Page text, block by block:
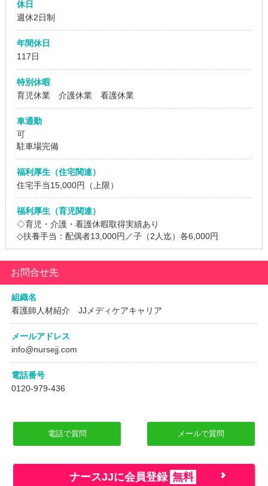
休日
週休2日制
年間休日
117日
特別休暇
育児休業 介護休業 看護休業
車通勤
可
駐車場完備
福利厚生（住宅関連）
住宅手当15,000円（上限）
福利厚生（育児関連）
◇育児・介護・看護休暇取得実績あり
◇扶養手当：配偶者13,000円／子（2人迄）各6,000円
お問合せ先
組織名
看護師人材紹介 JJメディケアキャリア
メールアドレス
info@nursejj.com
電話番号
0120-979-436
電話で質問 メールで質問
ナースJJに会員登録 無料